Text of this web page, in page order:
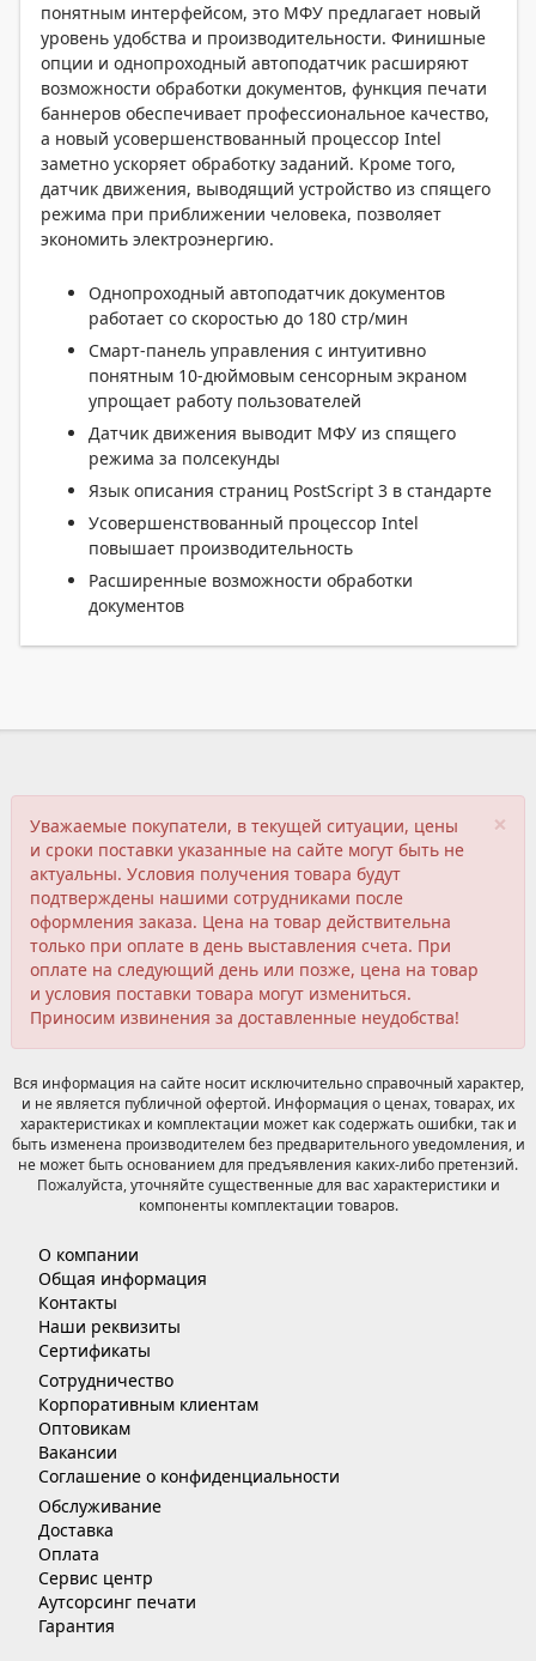
понятным интерфейсом, это МФУ предлагает новый
уровень удобства и производительности. Финишные
опции и однопроходный автоподатчик расширяют
возможности обработки документов, функция печати
баннеров обеспечивает профессиональное качество,
а новый усовершенствованный процессор Intel
заметно ускоряет обработку заданий. Кроме того,
датчик движения, выводящий устройство из спящего
режима при приближении человека, позволяет
экономить электроэнергию.
Однопроходный автоподатчик документов
работает со скоростью до 180 стр/мин
Смарт-панель управления с интуитивно
понятным 10-дюймовым сенсорным экраном
упрощает работу пользователей
Датчик движения выводит МФУ из спящего
режима за полсекунды
Язык описания страниц PostScript 3 в стандарте
Усовершенствованный процессор Intel
повышает производительность
Расширенные возможности обработки
документов
×
Уважаемые покупатели, в текущей ситуации, цены
и сроки поставки указанные на сайте могут быть не
актуальны. Условия получения товара будут
подтверждены нашими сотрудниками после
оформления заказа. Цена на товар действительна
только при оплате в день выставления счета. При
оплате на следующий день или позже, цена на товар
и условия поставки товара могут измениться.
Приносим извинения за доставленные неудобства!
Вся информация на сайте носит исключительно справочный характер,
и не является публичной офертой. Информация о ценах, товарах, их
характеристиках и комплектации может как содержать ошибки, так и
быть изменена производителем без предварительного уведомления, и
не может быть основанием для предъявления каких-либо претензий.
Пожалуйста, уточняйте существенные для вас характеристики и
компоненты комплектации товаров.
О компании
Общая информация
Контакты
Наши реквизиты
Сертификаты
Сотрудничество
Корпоративным клиентам
Оптовикам
Вакансии
Соглашение о конфиденциальности
Обслуживание
Доставка
Оплата
Сервис центр
Аутсорсинг печати
Гарантия